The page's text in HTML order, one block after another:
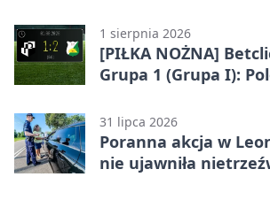
1 sierpnia 2026
[PIŁKA NOŻNA]
Grupa 1 (Grupa I):
Mazowiecki 1:2
31 lipca 2026
Poranna akcja w
nie ujawniła